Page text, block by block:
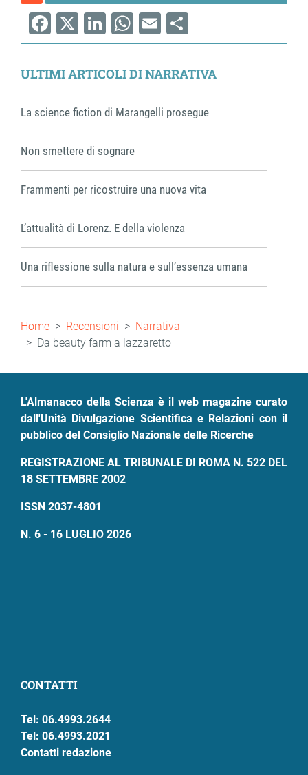
Facebook
X LinkedIn
WhatsApp
EmailShare
ULTIMI ARTICOLI DI NARRATIVA
La science fiction di Marangelli prosegue
Non smettere di sognare
Frammenti per ricostruire una nuova vita
L’attualità di Lorenz. E della violenza
Una riflessione sulla natura e sull’essenza umana
Briciole
di
pane
Home Recensioni
Narrativa
Da beauty farm a lazzaretto
L'Almanacco della Scienza è il web magazine curato
dall'Unità Divulgazione Scientifica e Relazioni con il
pubblico del Consiglio Nazionale delle Ricerche
REGISTRAZIONE AL TRIBUNALE DI ROMA N. 522 DEL
18 SETTEMBRE 2002
ISSN 2037-4801
N. 6 - 16 LUGLIO 2026
CONTATTI
Tel: 06.4993.2644
Tel: 06.4993.2021
Contatti redazione